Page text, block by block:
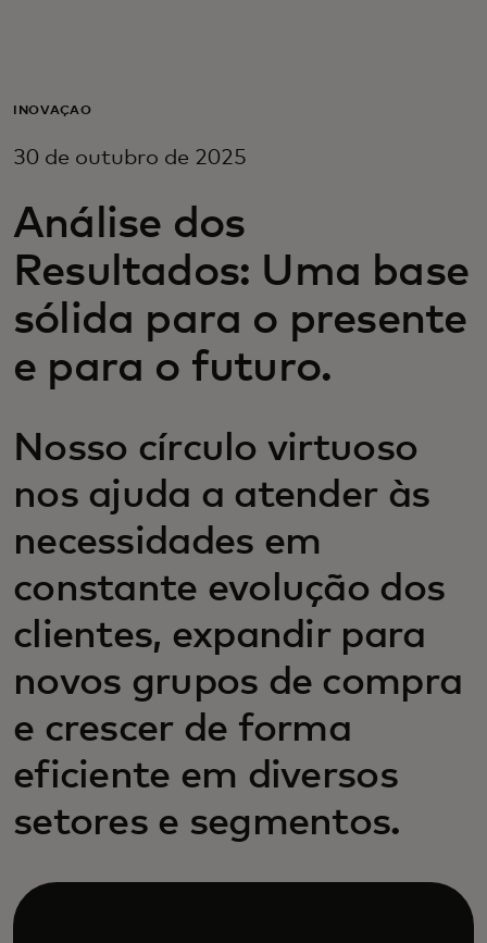
Para empresas
Para inovadores
Notícias e tendências
INOVAÇÃO
30 de outubro de 2025
Análise dos
Resultados: Uma base
sólida para o presente
e para o futuro.
Nosso círculo virtuoso
nos ajuda a atender às
necessidades em
constante evolução dos
clientes, expandir para
novos grupos de compra
e crescer de forma
eficiente em diversos
setores e segmentos.